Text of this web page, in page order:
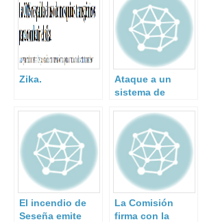
Zika.
Ataque a un
sistema de
aguas.
El incendio de
Seseña emite
La Comisión
firma con la